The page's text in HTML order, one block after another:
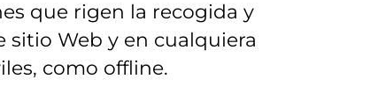
que rigen la recogida y
Web y en cualquiera
como offline.